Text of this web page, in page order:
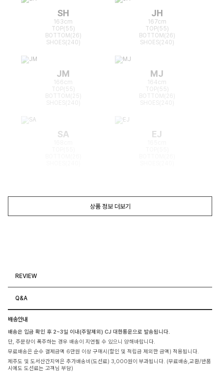
SH
163cm
TOP(55)
BOTTOM(26)
SHOES(240)
JH
167cm
TOP(55)
BOTTOM(26)
SHOES(240)
JM
166cm
TOP(55)
BOTTOM(25)
MJ
164cm
TOP(55)
BOTTOM(26)
SA EJ
상품 정보 더보기
REVIEW
Q&A
배송안내
배송은 입금 확인 후 2~3일 이내(주말제외) CJ 대한통운으로 발송됩니다.
단, 주문량이 폭주하는 경우 배송이 지연될 수 있으니 양해바랍니다.
무료배송은 순수 결제금액 6만원 이상 구매시(할인 및 적립금 제외한 금액) 적용됩니다.
제주도 및 도서산간지역은 추가배송비(도선료) 3,000원이 부과됩니다. (무료배송,교환/반품
시에도 도선료는 고객님 부담)